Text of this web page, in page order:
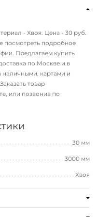
- Хвоя. Цена - 30 руб.
посмотреть подробное
Предлагаем купить
по Москве и в
наличными, картами и
товар
или позвонив по
30 мм
3000 мм
Хвоя